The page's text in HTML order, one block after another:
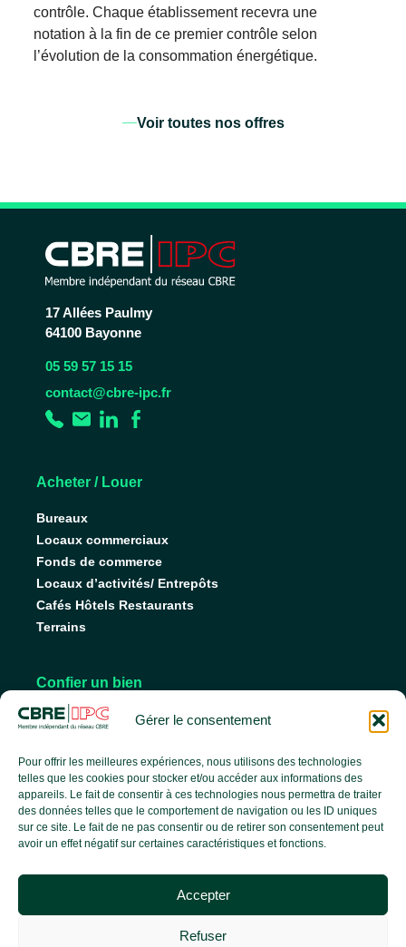
Gérer le consentement
Pour offrir les meilleures expériences, nous utilisons des technologies
telles que les cookies pour stocker et/ou accéder aux informations des
appareils. Le fait de consentir à ces technologies nous permettra de traiter
des données telles que le comportement de navigation ou les ID uniques
sur ce site. Le fait de ne pas consentir ou de retirer son consentement peut
avoir un effet négatif sur certaines caractéristiques et fonctions.
Accepter
Refuser
contrôle. Chaque établissement recevra une
notation à la fin de ce premier contrôle selon
l’évolution de la consommation énergétique.
Voir toutes nos offres
17 Allées Paulmy
64100 Bayonne
05 59 57 15 15
contact@cbre-ipc.fr
Acheter / Louer
Bureaux
Locaux commerciaux
Fonds de commerce
Locaux d’activités/ Entrepôts
Cafés Hôtels Restaurants
Terrains
Confier un bien
Nos conseils pour vendre
Faire gérer son bien
L’agence
Nos services
Le groupe CBRE